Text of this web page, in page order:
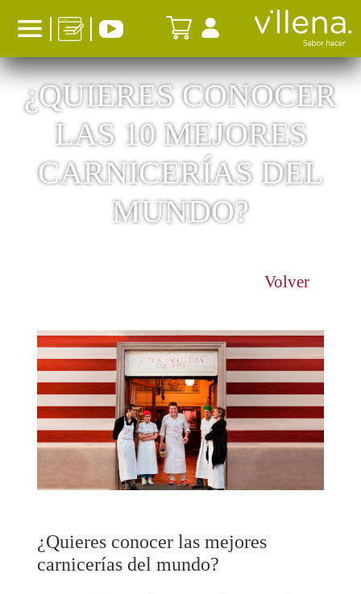
¿QUIERES CONOCER
LAS 10 MEJORES
CARNICERÍAS DEL
MUNDO?
Volver
¿Quieres conocer las mejores
carnicerías del mundo?